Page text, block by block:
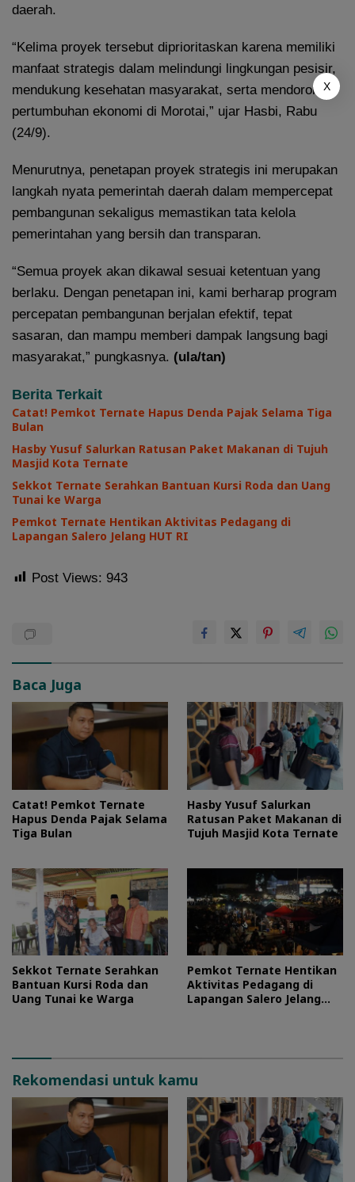
daerah.
“Kelima proyek tersebut diprioritaskan karena memiliki
manfaat strategis dalam melindungi lingkungan pesisir,
mendukung kesehatan masyarakat, serta mendorong
pertumbuhan ekonomi di Morotai,” ujar Hasbi, Rabu
(24/9).
Menurutnya, penetapan proyek strategis ini merupakan
langkah nyata pemerintah daerah dalam mempercepat
pembangunan sekaligus memastikan tata kelola
pemerintahan yang bersih dan transparan.
“Semua proyek akan dikawal sesuai ketentuan yang
berlaku. Dengan penetapan ini, kami berharap program
percepatan pembangunan berjalan efektif, tepat
sasaran, dan mampu memberi dampak langsung bagi
masyarakat,” pungkasnya. (ula/tan)
Berita Terkait
Catat! Pemkot Ternate Hapus Denda Pajak Selama Tiga
Bulan
Hasby Yusuf Salurkan Ratusan Paket Makanan di Tujuh
Masjid Kota Ternate
Sekkot Ternate Serahkan Bantuan Kursi Roda dan Uang
Tunai ke Warga
Pemkot Ternate Hentikan Aktivitas Pedagang di
Lapangan Salero Jelang HUT RI
Post Views: 943
Baca Juga
Catat! Pemkot Ternate
Hapus Denda Pajak Selama
Tiga Bulan
Hasby Yusuf Salurkan
Ratusan Paket Makanan di
Tujuh Masjid Kota Ternate
Sekkot Ternate Serahkan
Bantuan Kursi Roda dan
Uang Tunai ke Warga
Pemkot Ternate Hentikan
Aktivitas Pedagang di
Lapangan Salero Jelang
Rekomendasi untuk kamu
X